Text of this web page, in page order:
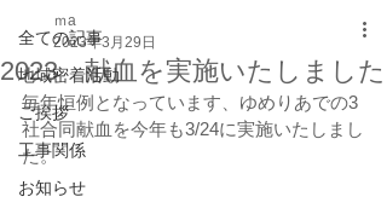
全ての記事
地域密着活動
ご挨拶
工事関係
お知らせ
2023 献血を実施いたしました
ｍa
2023年3月29日
毎年恒例となっています、ゆめりあでの3
社合同献血を今年も3/24に実施いたしまし
た。